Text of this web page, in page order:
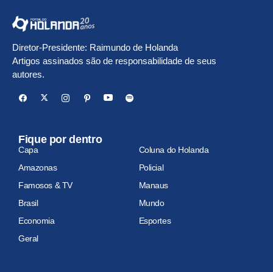
Diretor-Presidente: Raimundo de Holanda
Artigos assinados são de responsabilidade de seus
autores.
Fique por dentro
Capa
Coluna do Holanda
Amazonas
Policial
Famosos & TV
Manaus
Brasil
Mundo
Economia
Esportes
Geral